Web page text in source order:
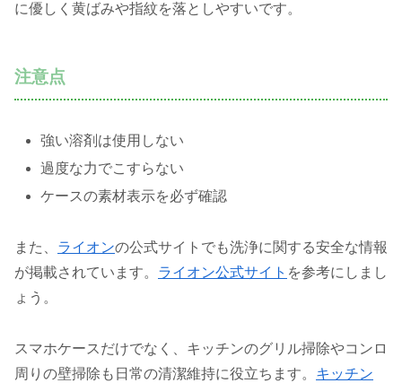
に優しく黄ばみや指紋を落としやすいです。
注意点
強い溶剤は使用しない
過度な力でこすらない
ケースの素材表示を必ず確認
また、 ライオンの公式サイトでも洗浄に関する安全な情報
が掲載されています。 ライオン公式サイト を参考にしまし
ょう。
スマホケースだけでなく、キッチンのグリル掃除やコンロ
周りの壁掃除も日常の清潔維持に役立ちます。 キッチン